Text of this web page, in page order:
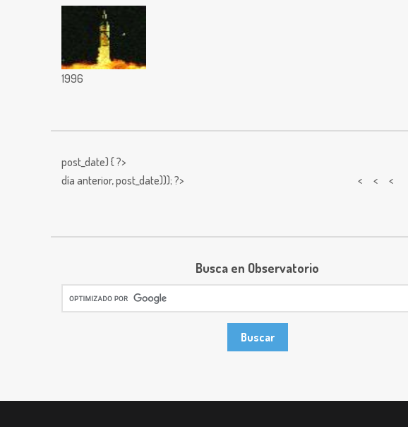
1996
post_date) { ?>
día anterior,post_date))); ?> < < <
Busca en Observatorio